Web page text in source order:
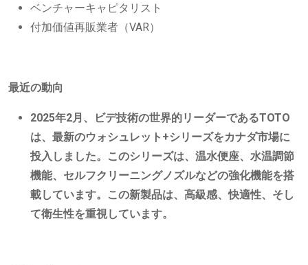
ベンチャーキャピタリスト
付加価値再販業者（VAR）
最近の動向
2025年2月、ビデ技術の世界的リーダーであるTOTO
は、最新のウォシュレット+シリーズをカナダ市場に
投入しました。このシリーズは、温水便座、水温調節
機能、セルフクリーニングノズルなどの強化機能を搭
載しています。この新製品は、高級感、快適性、そし
て衛生性を重視しています。